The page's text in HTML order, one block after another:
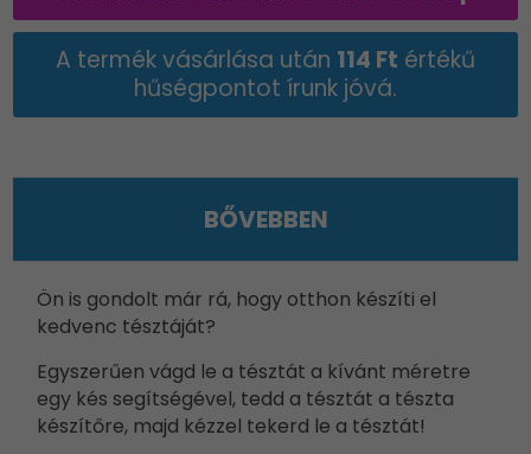
A termék vásárlása után 114 Ft értékű
hűségpontot írunk jóvá.
BŐVEBBEN
Ön is gondolt már rá, hogy otthon készíti el
kedvenc tésztáját?
Egyszerűen vágd le a tésztát a kívánt méretre
egy kés segítségével, tedd a tésztát a tészta
készítőre, majd kézzel tekerd le a tésztát!